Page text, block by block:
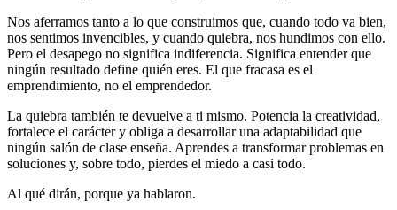
Nos aferramos tanto a lo que construimos que, cuando todo va bien,
nos sentimos invencibles, y cuando quiebra, nos hundimos con ello.
Pero el desapego no significa indiferencia. Significa entender que
ningún resultado define quién eres. El que fracasa es el
emprendimiento, no el emprendedor.
La quiebra también te devuelve a ti mismo. Potencia la creatividad,
fortalece el carácter y obliga a desarrollar una adaptabilidad que
ningún salón de clase enseña. Aprendes a transformar problemas en
soluciones y, sobre todo, pierdes el miedo a casi todo.
Al qué dirán, porque ya hablaron.